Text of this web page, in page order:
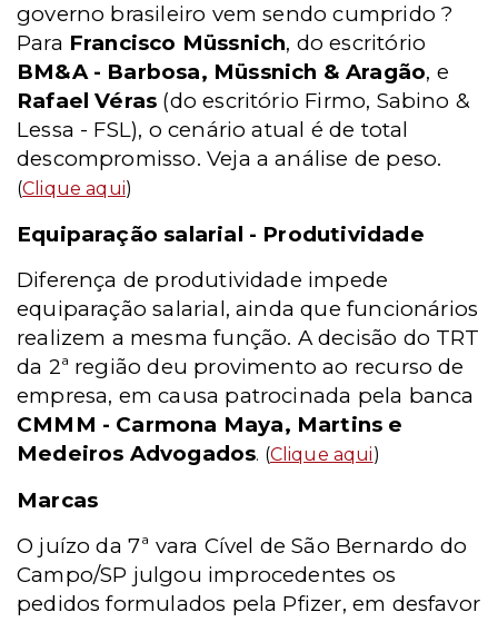
governo brasileiro vem sendo cumprido ?
Para Francisco Müssnich, do escritório
BM&A - Barbosa, Müssnich & Aragão, e
Rafael Véras (do escritório Firmo, Sabino &
Lessa - FSL), o cenário atual é de total
descompromisso. Veja a análise de peso.
(Clique aqui)
Equiparação salarial - Produtividade
Diferença de produtividade impede
equiparação salarial, ainda que funcionários
realizem a mesma função. A decisão do TRT
da 2ª região deu provimento ao recurso de
empresa, em causa patrocinada pela banca
CMMM - Carmona Maya, Martins e
Medeiros Advogados. (Clique aqui)
Marcas
O juízo da 7ª vara Cível de São Bernardo do
Campo/SP julgou improcedentes os
pedidos formulados pela Pfizer, em desfavor